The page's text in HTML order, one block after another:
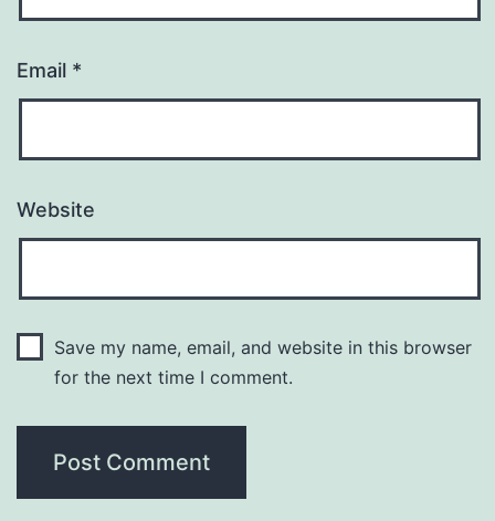
Email *
Website
Save my name, email, and website in this browser
for the next time I comment.